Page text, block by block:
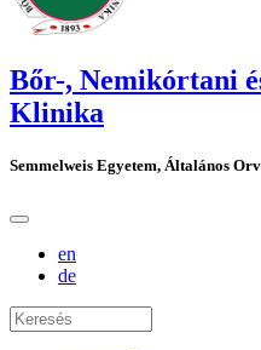
Bőr-, Nemikórtani
Klinika
Semmelweis Egyetem, Általános
en
de